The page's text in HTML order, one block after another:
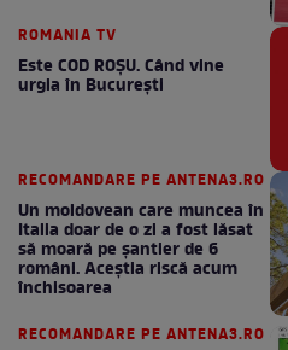
ROMANIA TV
Este COD ROŞU. Când vine
urgia în Bucureşti
RECOMANDARE PE ANTENA3.RO
Un moldovean care muncea în
Italia doar de o zi a fost lăsat
să moară pe şantier de 6
români. Aceștia riscă acum
închisoarea
RECOMANDARE PE ANTENA3.RO